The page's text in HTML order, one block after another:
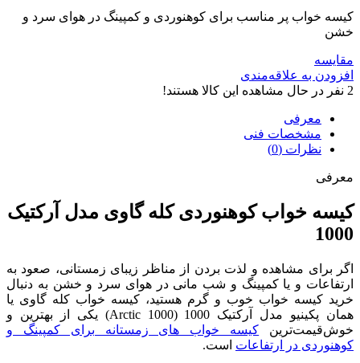
کیسه خواب پر مناسب برای کوهنوردی و کمپینگ در هوای سرد و
خشن
مقایسه
افزودن به علاقه‌مندی
2 نفر در حال مشاهده این کالا هستند!
معرفی
مشخصات فنی
نظرات (0)
معرفی
کیسه خواب کوهنوردی کله گاوی مدل آرکتیک
1000
اگر برای مشاهده و لذت بردن از مناظر زیبای زمستانی، صعود به
ارتفاعات و یا کمپینگ و شب مانی در هوای سرد و خشن به دنبال
خرید کیسه خواب خوب و گرم هستید، کیسه خواب کله گاوی یا
همان پکینیو مدل آرکتیک 1000 (Arctic 1000) یکی از بهترین و
خوش‌قیمت‌ترین کیسه خواب های زمستانه برای کمپینگ و
کوهنوردی در ارتفاعات است.